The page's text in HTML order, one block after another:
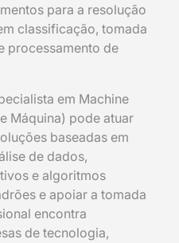
para a resolução
classificação, tomada
processamento de
em Machine
Máquina) pode atuar
baseadas em
de dados,
e algoritmos
e apoiar a tomada
encontra
de tecnologia,